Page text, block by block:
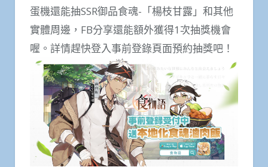
蛋機還能抽SSR御品食魂-「楊枝甘露」和其他
實體周邊，FB分享還能額外獲得1次抽獎機會
喔。詳情趕快登入事前登錄頁面預約抽獎吧！